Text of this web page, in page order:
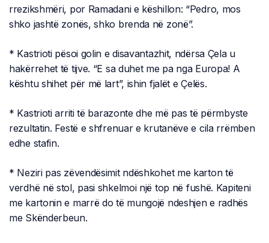
rrezikshmëri, por Ramadani e këshillon: “Pedro, mos
shko jashtë zonës, shko brenda në zonë”.
* Kastrioti pësoi golin e disavantazhit, ndërsa Çela u
hakërrehet të tijve. “E sa duhet me pa nga Europa! A
kështu shihet për më lart”, ishin fjalët e Çelës.
* Kastrioti arriti të barazonte dhe më pas të përmbyste
rezultatin. Festë e shfrenuar e krutanëve e cila rrëmben
edhe stafin.
* Neziri pas zëvendësimit ndëshkohet me karton të
verdhë në stol, pasi shkelmoi një top në fushë. Kapiteni
me kartonin e marrë do të mungojë ndeshjen e radhës
me Skënderbeun.